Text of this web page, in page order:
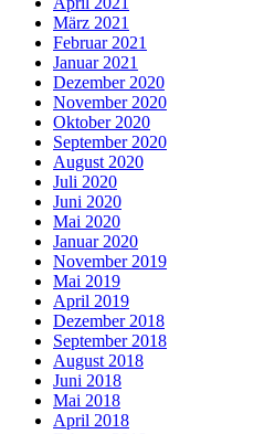
März 2021
Februar 2021
Januar 2021
Dezember 2020
November 2020
Oktober 2020
September 2020
August 2020
Juli 2020
Juni 2020
Mai 2020
Januar 2020
November 2019
Mai 2019
April 2019
Dezember 2018
September 2018
August 2018
Juni 2018
Mai 2018
April 2018